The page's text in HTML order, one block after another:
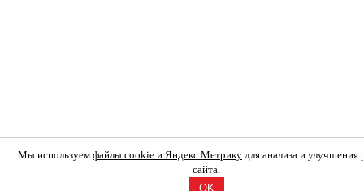
Мы используем файлы cookie и Яндекс.Метрику для анализа и улучшения
сайта.
OK